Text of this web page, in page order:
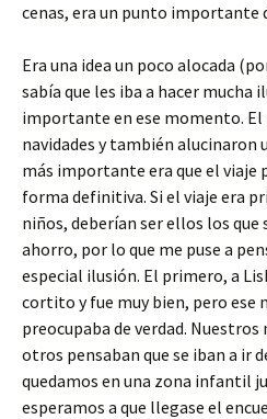
cenas, era un punto importante
Era una idea un poco alocada
sabía que les iba a hacer mucha
importante en ese momento.
navidades y también alucinaron
más importante era que el
forma definitiva. Si el viaje era
niños, deberían ser ellos los que
ahorro, por lo que me puse a
especial ilusión. El primero, a
cortito y fue muy bien, pero ese
preocupaba de verdad.
otros pensaban que se iban a ir
quedamos en una zona infantil
esperamos a que llegase el